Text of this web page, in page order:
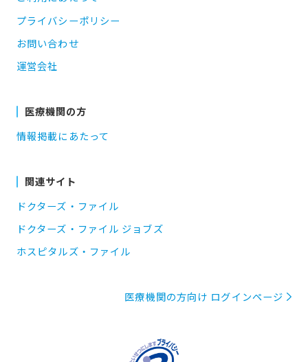
プライバシーポリシー
お問い合わせ
運営会社
医療機関の方
情報掲載にあたって
関連サイト
ドクターズ・ファイル
ドクターズ・ファイル ジョブズ
ホスピタルズ・ファイル
医療機関の方向け ログインページ